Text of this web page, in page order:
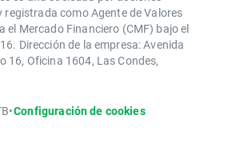
registrada como Agente de Valores
el Mercado Financiero (CMF) bajo el
Dirección de la empresa: Avenida
16, Oficina 1604, Las Condes,
•Configuración de cookies